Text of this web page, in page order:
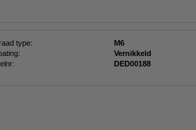
type:
M6
Vernikkeld
DED00188